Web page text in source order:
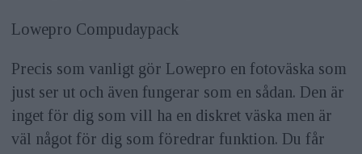
Lowepro Compudaypack
Precis som vanligt gör Lowepro en fotoväska som
just ser ut och även fungerar som en sådan. Den är
inget för dig som vill ha en diskret väska men är
väl något för dig som föredrar funktion. Du får